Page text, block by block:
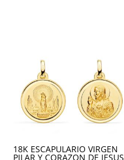
18K ESCAPULARIO VIRGEN
PILAR Y CORAZON DE JESUS